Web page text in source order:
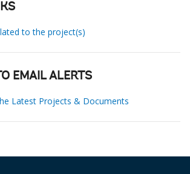
to the project(s)
EMAIL ALERTS
Latest Projects & Documents